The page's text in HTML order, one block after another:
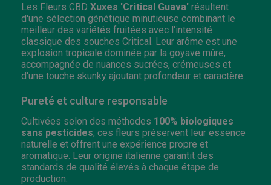
Les Fleurs CBD Xuxes 'Critical Guava' résultent
d'une sélection génétique minutieuse combinant le
meilleur des variétés fruitées avec l'intensité
classique des souches Critical. Leur arôme est une
explosion tropicale dominée par la goyave mûre,
accompagnée de nuances sucrées, crémeuses et
d'une touche skunky ajoutant profondeur et caractère.
Pureté et culture responsable
Cultivées selon des méthodes 100% biologiques
sans pesticides, ces fleurs préservent leur essence
naturelle et offrent une expérience propre et
aromatique. Leur origine italienne garantit des
standards de qualité élevés à chaque étape de
production.